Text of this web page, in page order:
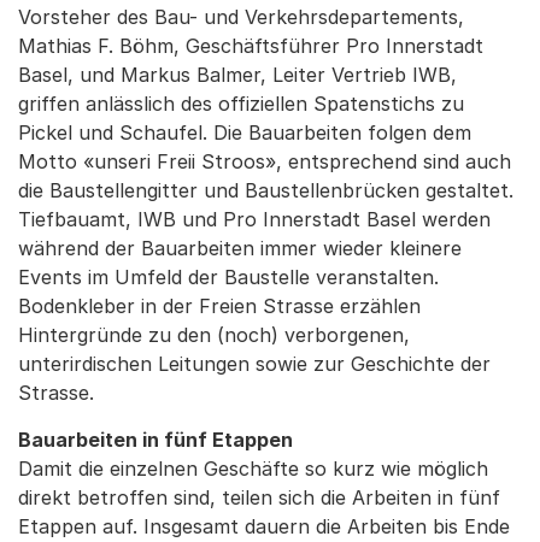
Vorsteher des Bau- und Verkehrsdepartements,
Mathias F. Böhm, Geschäftsführer Pro Innerstadt
Basel, und Markus Balmer, Leiter Vertrieb IWB,
griffen anlässlich des offiziellen Spatenstichs zu
Pickel und Schaufel. Die Bauarbeiten folgen dem
Motto «unseri Freii Stroos», entsprechend sind auch
die Baustellengitter und Baustellenbrücken gestaltet.
Tiefbauamt, IWB und Pro Innerstadt Basel werden
während der Bauarbeiten immer wieder kleinere
Events im Umfeld der Baustelle veranstalten.
Bodenkleber in der Freien Strasse erzählen
Hintergründe zu den (noch) verborgenen,
unterirdischen Leitungen sowie zur Geschichte der
Strasse.
Bauarbeiten in fünf Etappen
Damit die einzelnen Geschäfte so kurz wie möglich
direkt betroffen sind, teilen sich die Arbeiten in fünf
Etappen auf. Insgesamt dauern die Arbeiten bis Ende